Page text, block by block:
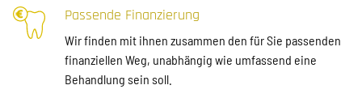
Passende Finanzierung
Wir finden mit ihnen zusammen den für Sie passenden
finanziellen Weg, unabhängig wie umfassend eine
Behandlung sein soll.